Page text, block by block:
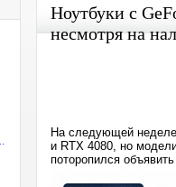
Ноутбуки c
несмотря на
На следующей неделе
и RTX 4080, но
поторопился